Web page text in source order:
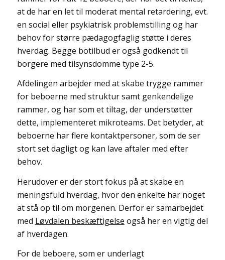
at de har en let til moderat mental retardering, evt.
en social eller psykiatrisk problemstilling og har
behov for større pædagogfaglig støtte i deres
hverdag. Begge botilbud er også godkendt til
borgere med tilsynsdomme type 2-5.
Afdelingen arbejder med at skabe trygge rammer
for beboerne med struktur samt genkendelige
rammer, og har som et tiltag, der understøtter
dette, implementeret mikroteams. Det betyder, at
beboerne har flere kontaktpersoner, som de ser
stort set dagligt og kan lave aftaler med efter
behov.
Herudover er der stort fokus på at skabe en
meningsfuld hverdag, hvor den enkelte har noget
at stå op til om morgenen. Derfor er samarbejdet
med Løvdalen beskæftigelse også her en vigtig del
af hverdagen.
For de beboere, som er underlagt